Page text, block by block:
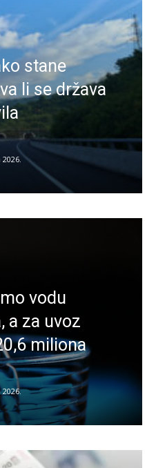
stane
li se država
2026.
vodu
a za uvoz
miliona
2026.